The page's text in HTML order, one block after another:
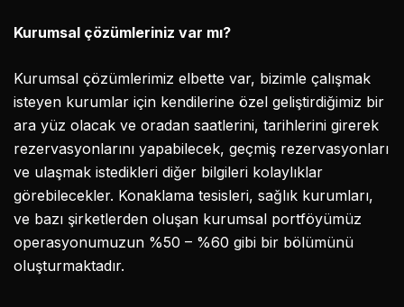
Kurumsal çözümleriniz var mı?
Kurumsal çözümlerimiz elbette var, bizimle çalışmak
isteyen kurumlar için kendilerine özel geliştirdiğimiz bir
ara yüz olacak ve oradan saatlerini, tarihlerini girerek
rezervasyonlarını yapabilecek, geçmiş rezervasyonları
ve ulaşmak istedikleri diğer bilgileri kolaylıklar
görebilecekler. Konaklama tesisleri, sağlık kurumları,
ve bazı şirketlerden oluşan kurumsal portföyümüz
operasyonumuzun %50 – %60 gibi bir bölümünü
oluşturmaktadır.